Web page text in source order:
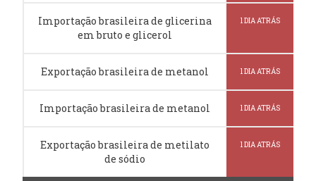
Importação brasileira de glicerina
em bruto e glicerol
1 DIA ATRÁS
Exportação brasileira de metanol 1 DIA ATRÁS
Importação brasileira de metanol 1 DIA ATRÁS
Exportação brasileira de metilato
de sódio
1 DIA ATRÁS